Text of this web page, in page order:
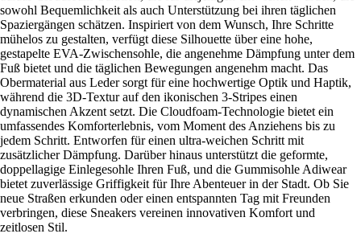
sowohl Bequemlichkeit als auch Unterstützung bei ihren täglichen
Spaziergängen schätzen. Inspiriert von dem Wunsch, Ihre Schritte
mühelos zu gestalten, verfügt diese Silhouette über eine hohe,
gestapelte EVA-Zwischensohle, die angenehme Dämpfung unter dem
Fuß bietet und die täglichen Bewegungen angenehm macht. Das
Obermaterial aus Leder sorgt für eine hochwertige Optik und Haptik,
während die 3D-Textur auf den ikonischen 3-Stripes einen
dynamischen Akzent setzt. Die Cloudfoam-Technologie bietet ein
umfassendes Komforterlebnis, vom Moment des Anziehens bis zu
jedem Schritt. Entworfen für einen ultra-weichen Schritt mit
zusätzlicher Dämpfung. Darüber hinaus unterstützt die geformte,
doppellagige Einlegesohle Ihren Fuß, und die Gummisohle Adiwear
bietet zuverlässige Griffigkeit für Ihre Abenteuer in der Stadt. Ob Sie
neue Straßen erkunden oder einen entspannten Tag mit Freunden
verbringen, diese Sneakers vereinen innovativen Komfort und
zeitlosen Stil.